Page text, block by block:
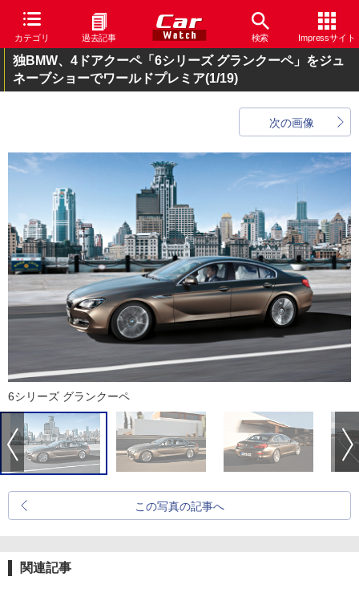
カテゴリ 過去記事 検索 Impressサイト
独BMW、4ドアクーペ「6シリーズ グランクーペ」をジュ
ネーブショーでワールドプレミア(1/19)
次の画像
6シリーズ グランクーペ
この写真の記事へ
関連記事